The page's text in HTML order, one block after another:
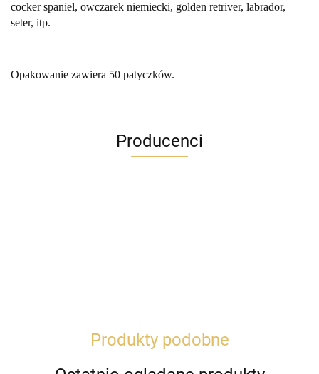
cocker spaniel, owczarek niemiecki, golden retriver, labrador,
seter, itp.
Opakowanie zawiera 50 patyczków.
Producenci
Produkty podobne